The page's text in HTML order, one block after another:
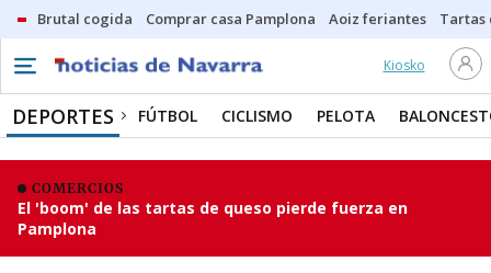
Brutal cogida Comprar casa Pamplona Aoiz feriantes Tartas
Kiosko
DEPORTES FÚTBOL CICLISMO PELOTA
COMERCIOS
El 'boom' de las tartas de queso pierde fuerza en
Pamplona